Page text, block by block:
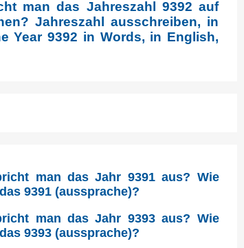
man das Jahreszahl 9392 auf
Jahreszahl ausschreiben, in
Year 9392 in Words, in English,
man das Jahr 9391 aus? Wie
9391 (aussprache)?
man das Jahr 9393 aus? Wie
9393 (aussprache)?